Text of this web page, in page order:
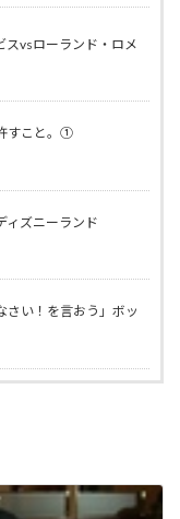
スvsローランド・ロメ
すこと。①
ィズニーランド
さい！を言おう」ボッ